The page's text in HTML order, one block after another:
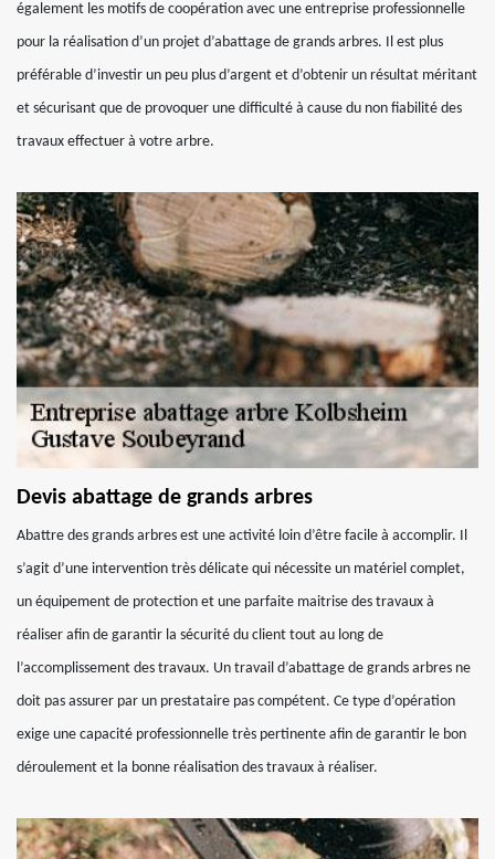
également les motifs de coopération avec une entreprise professionnelle
pour la réalisation d’un projet d’abattage de grands arbres. Il est plus
préférable d’investir un peu plus d’argent et d’obtenir un résultat méritant
et sécurisant que de provoquer une difficulté à cause du non fiabilité des
travaux effectuer à votre arbre.
Devis abattage de grands arbres
Abattre des grands arbres est une activité loin d’être facile à accomplir. Il
s’agit d’une intervention très délicate qui nécessite un matériel complet,
un équipement de protection et une parfaite maitrise des travaux à
réaliser afin de garantir la sécurité du client tout au long de
l’accomplissement des travaux. Un travail d’abattage de grands arbres ne
doit pas assurer par un prestataire pas compétent. Ce type d’opération
exige une capacité professionnelle très pertinente afin de garantir le bon
déroulement et la bonne réalisation des travaux à réaliser.